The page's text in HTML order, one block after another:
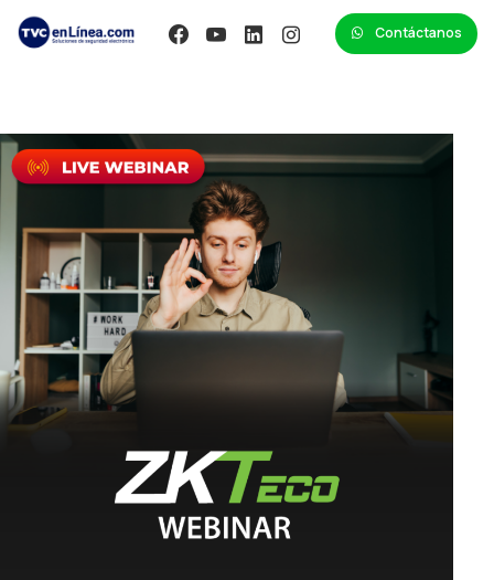
Contáctanos